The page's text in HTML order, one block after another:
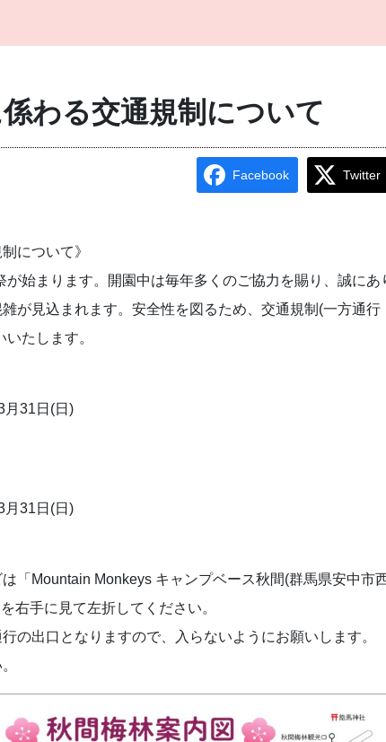
わる交通規制について
Facebook Twitter
について》
が始まります。開園中は毎年多くのご協力を賜り、誠にあ
が見込まれます。安全性を図るため、交通規制(一方通行
たします。
月31日(日)
月31日(日)
「Mountain Monkeys キャンプベース秋間(群馬県安中市
右手に見て左折してください。
の出口となりますので、入らないようにお願いします。